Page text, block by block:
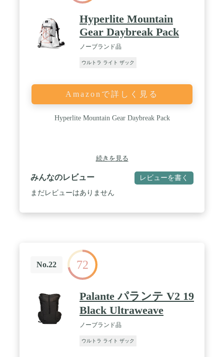
1.6 in ウェビングヒップベルト / 熱成形の肩ストラ
ップ / 生地の原産国：台湾 / 染色加工地：台湾 / 洗
濯時にプラスチックマイクロファイバーを環境に排
出します / French Regulation: AGEC Law - Article 13 /
漂白剤使用禁止 / ドライクリーニング禁止 / アイロ
ン仕上げ禁止 / 表面の拭き洗いのみ / タンブル乾燥
禁止 / 家庭での洗濯禁止
Hyperlite Mountain
Gear Daybreak Pack
ノーブランド品
ウルトラ ライト ザック
Amazonで詳しく見る
Hyperlite Mountain Gear Daybreak Pack
続きを見る
みんなのレビュー レビューを書く
まだレビューはありません
No.22 72
Palante パランテ V2 19
Black Ultraweave
ノーブランド品
ウルトラ ライト ザック